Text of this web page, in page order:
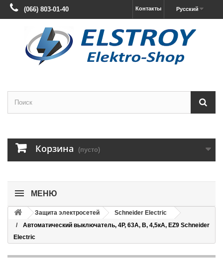
Русский
Контакты
(066) 803-01-40
Корзина (пусто)
МЕНЮ
Защита электросетей
Schneider Electric
Автоматический выключатель, 4Р, 63А, В, 4,5кА, EZ9 Schneider
Electric